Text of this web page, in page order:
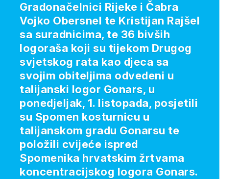
Gradonačelnici Rijeke i Čabra
Vojko Obersnel te Kristijan Rajšel
sa suradnicima, te 36 bivših
logoraša koji su tijekom Drugog
svjetskog rata kao djeca sa
svojim obiteljima odvedeni u
talijanski logor Gonars, u
ponedjeljak, 1. listopada, posjetili
su Spomen kosturnicu u
talijanskom gradu Gonarsu te
položili cvijeće ispred
Spomenika hrvatskim žrtvama
koncentracijskog logora Gonars.